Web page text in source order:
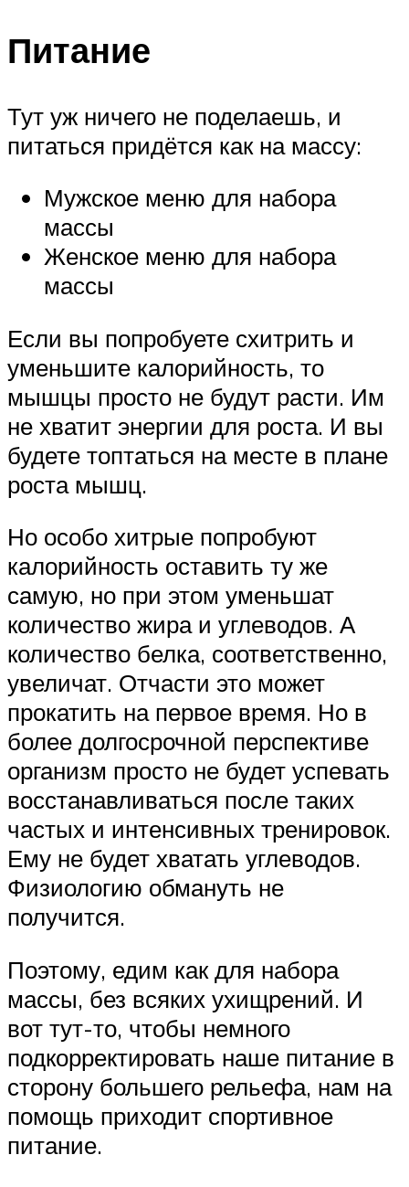
Питание
Тут уж ничего не поделаешь, и
питаться придётся как на массу:
Мужское меню для набора
массы
Женское меню для набора
массы
Если вы попробуете схитрить и
уменьшите калорийность, то
мышцы просто не будут расти. Им
не хватит энергии для роста. И вы
будете топтаться на месте в плане
роста мышц.
Но особо хитрые попробуют
калорийность оставить ту же
самую, но при этом уменьшат
количество жира и углеводов. А
количество белка, соответственно,
увеличат. Отчасти это может
прокатить на первое время. Но в
более долгосрочной перспективе
организм просто не будет успевать
восстанавливаться после таких
частых и интенсивных тренировок.
Ему не будет хватать углеводов.
Физиологию обмануть не
получится.
Поэтому, едим как для набора
массы, без всяких ухищрений. И
вот тут-то, чтобы немного
подкорректировать наше питание в
сторону большего рельефа, нам на
помощь приходит спортивное
питание.